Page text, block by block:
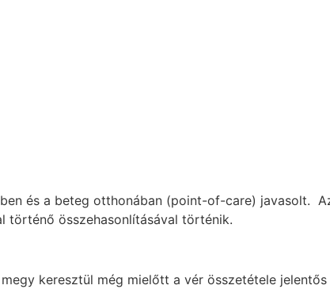
és a beteg otthonában (point-of-care) javasolt.
történő összehasonlításával történik.
keresztül még mielőtt a vér összetétele